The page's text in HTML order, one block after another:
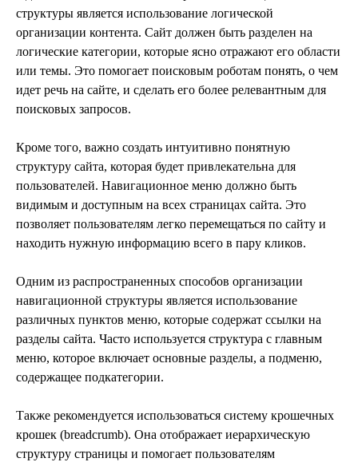
структуры является использование логической
организации контента. Сайт должен быть разделен на
логические категории, которые ясно отражают его области
или темы. Это помогает поисковым роботам понять, о чем
идет речь на сайте, и сделать его более релевантным для
поисковых запросов.
Кроме того, важно создать интуитивно понятную
структуру сайта, которая будет привлекательна для
пользователей. Навигационное меню должно быть
видимым и доступным на всех страницах сайта. Это
позволяет пользователям легко перемещаться по сайту и
находить нужную информацию всего в пару кликов.
Одним из распространенных способов организации
навигационной структуры является использование
различных пунктов меню, которые содержат ссылки на
разделы сайта. Часто используется структура с главным
меню, которое включает основные разделы, а подменю,
содержащее подкатегории.
Также рекомендуется использоваться систему крошечных
крошек (breadcrumb). Она отображает иерархическую
структуру страницы и помогает пользователям